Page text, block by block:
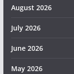
August 2026
July 2026
June 2026
May 2026